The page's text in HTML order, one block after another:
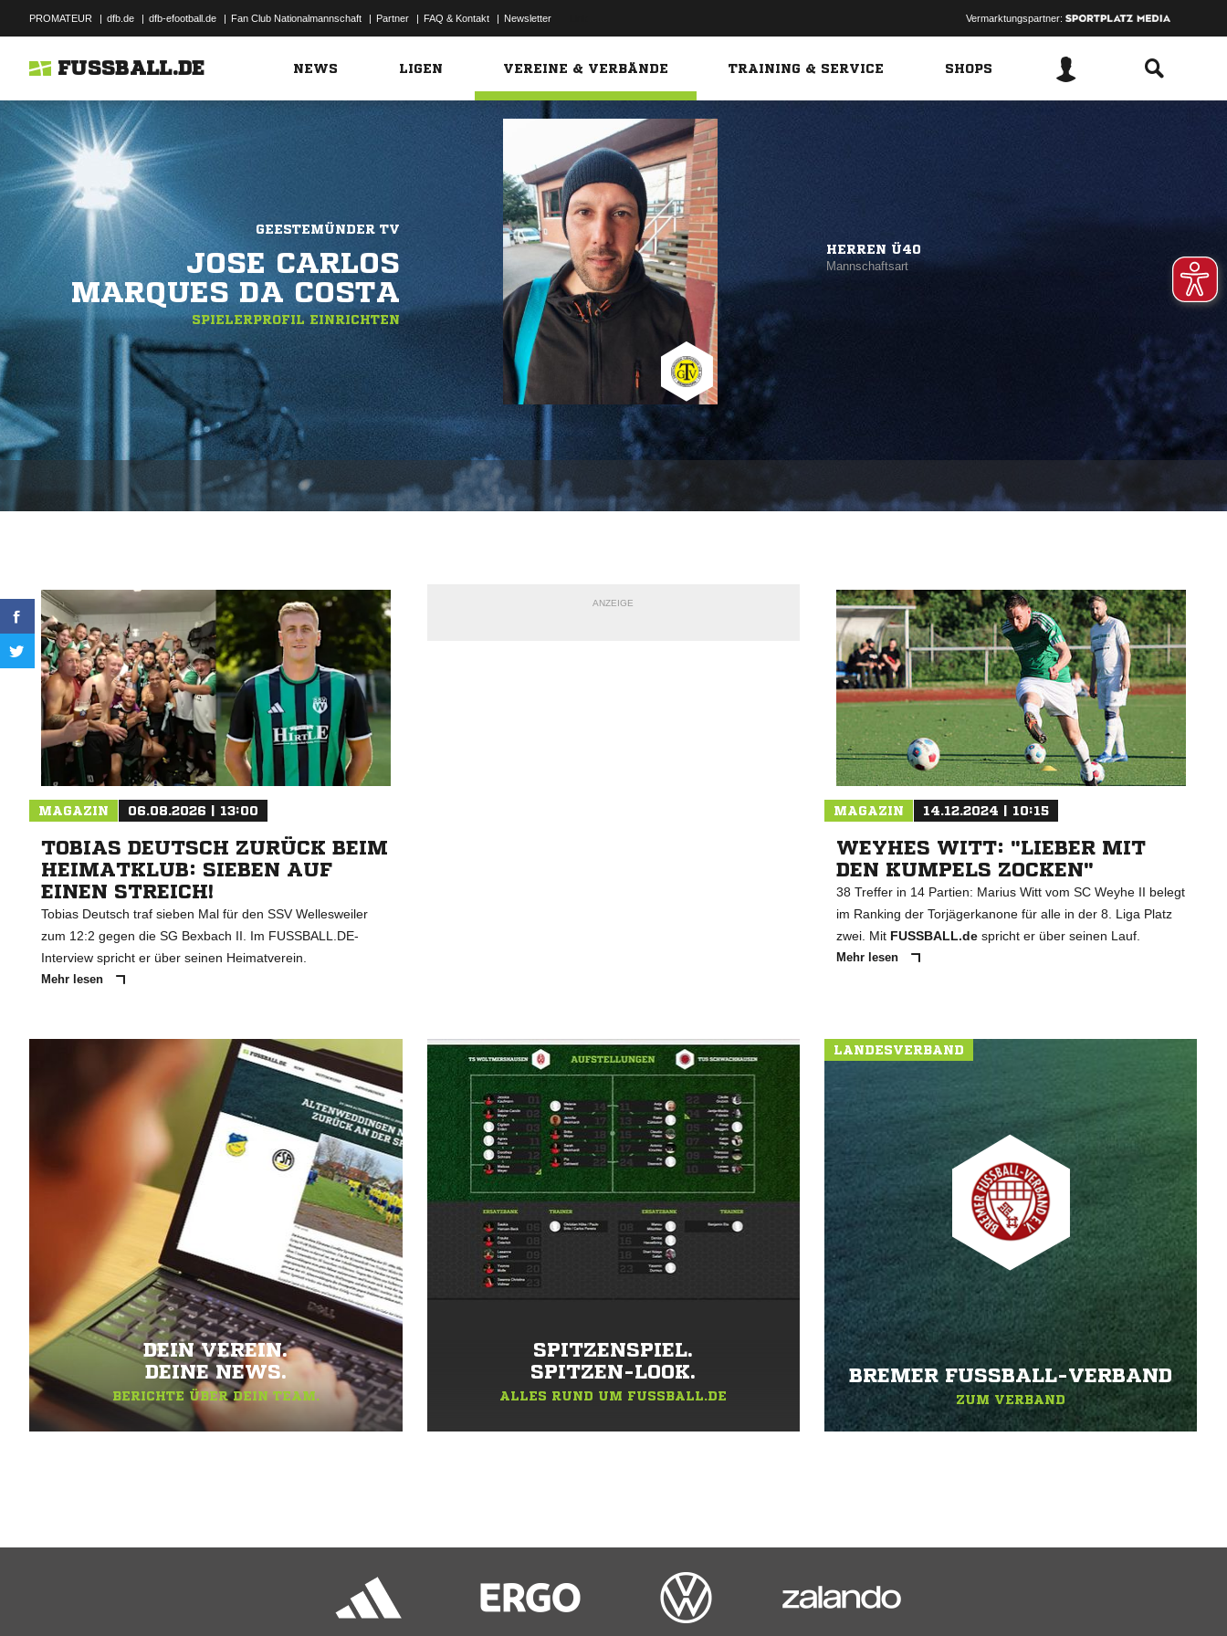
PROMATEUR | dfb.de | dfb-efootball.de | Fan Club Nationalmannschaft | Partner | FAQ & Kontakt | Newsletter Vermarktungspartner:
FUSSBALL.DE NEWS LIGEN VEREINE & VERBÄNDE TRAINING & SERVICE SHOPS
GEESTEMÜNDER TV
JOSE CARLOS
MARQUES DA COSTA
SPIELERPROFIL EINRICHTEN
HERREN Ü40
Mannschaftsart
MAGAZIN 06.08.2026 | 13:00
TOBIAS DEUTSCH ZURÜCK BEIM
HEIMATKLUB: SIEBEN AUF
EINEN STREICH!
Tobias Deutsch traf sieben Mal für den SSV Wellesweiler
zum 12:2 gegen die SG Bexbach II. Im FUSSBALL.DE-
Interview spricht er über seinen Heimatverein.
Mehr lesen
ANZEIGE
MAGAZIN 14.12.2024 | 10:15
WEYHES WITT: "LIEBER MIT
DEN KUMPELS ZOCKEN"
38 Treffer in 14 Partien: Marius Witt vom SC Weyhe II belegt
im Ranking der Torjägerkanone für alle in der 8. Liga Platz
zwei. Mit FUSSBALL.de spricht er über seinen Lauf.
Mehr lesen
DEIN VEREIN.
DEINE NEWS.
BERICHTE ÜBER DEIN TEAM.
SPITZENSPIEL.
SPITZEN-LOOK.
ALLES RUND UM FUSSBALL.DE
LANDESVERBAND
BREMER FUSSBALL-VERBAND
ZUM VERBAND